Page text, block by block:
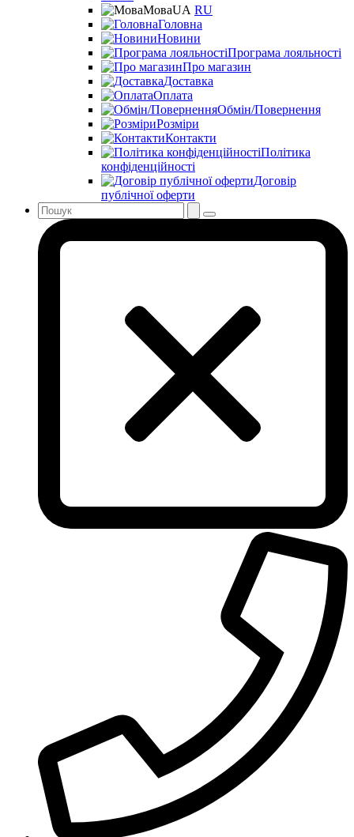
МоваUA RU
Головна
Новини
Програма лояльності
Про магазин
Доставка
Оплата
Обмін/Повернення
Розміри
Контакти
Політика
конфіденційності
Договір
публічної оферти